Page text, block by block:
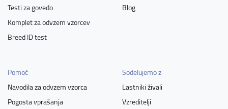
Testi za govedo
Komplet za odvzem vzorcev
Breed ID test
Blog
Pomoč
Navodila za odvzem vzorca
Pogosta vprašanja
Sodelujemo z
Lastniki živali
Vzreditelji